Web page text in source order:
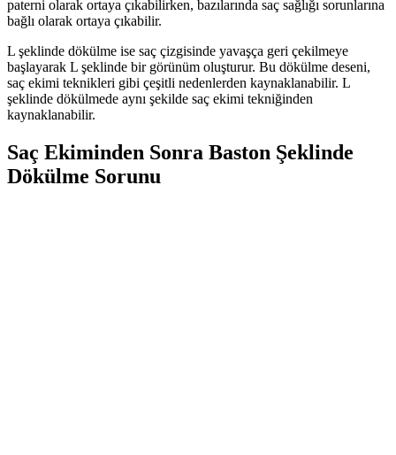
paterni olarak ortaya çıkabilirken, bazılarında saç sağlığı sorunlarına
bağlı olarak ortaya çıkabilir.
L şeklinde dökülme ise saç çizgisinde yavaşça geri çekilmeye
başlayarak L şeklinde bir görünüm oluşturur. Bu dökülme deseni,
saç ekimi teknikleri gibi çeşitli nedenlerden kaynaklanabilir. L
şeklinde dökülmede aynı şekilde saç ekimi tekniğinden
kaynaklanabilir.
Saç Ekiminden Sonra Baston Şeklinde
Dökülme Sorunu